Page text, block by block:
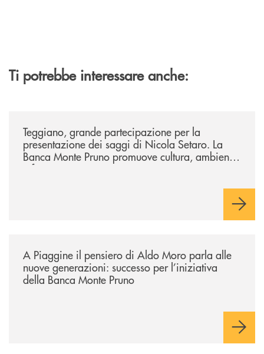
Ti potrebbe interessare anche:
Teggiano, grande partecipazione per la
presentazione dei saggi di Nicola Setaro. La
Banca Monte Pruno promuove cultura, ambiente
e futuro
A Piaggine il pensiero di Aldo Moro parla alle
nuove generazioni: successo per l’iniziativa
della Banca Monte Pruno